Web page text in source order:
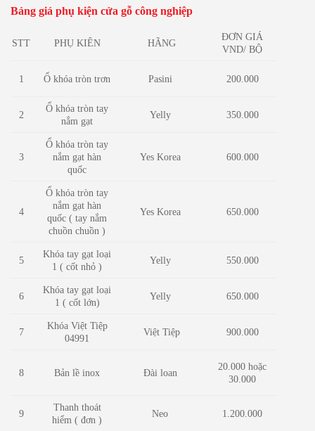
Bảng giá phụ kiện cửa gỗ công nghiệp
STT PHỤ KIÊN HÃNG
ĐƠN GIÁ
VND/ BỘ
1 Ổ khóa tròn trơn Pasini 200.000
2
Ổ khóa tròn tay
nắm gạt
Yelly 350.000
3
Ổ khóa tròn tay
nắm gạt hàn
quốc
Yes Korea 600.000
4
Ổ khóa tròn tay
nắm gạt hàn
quốc ( tay nắm
chuồn chuồn )
Yes Korea 650.000
5
Khóa tay gạt loại
1 ( cốt nhỏ )
Yelly 550.000
6
Khóa tay gạt loại
1 ( cốt lớn)
Yelly 650.000
7
Khóa Việt Tiệp
04991
Việt Tiệp 900.000
8 Bản lề inox Đài loan
20.000 hoặc
30.000
9
Thanh thoát
hiểm ( đơn )
Neo 1.200.000